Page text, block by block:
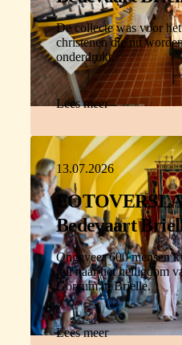
De collecte was voor
christenen die nu
onderdrukt.
Lees meer
13.07.2026
Bedevaart
Ongeveer 600 mensen
juli naar het heiligdom
Gorcum in Brielle.
Lees meer